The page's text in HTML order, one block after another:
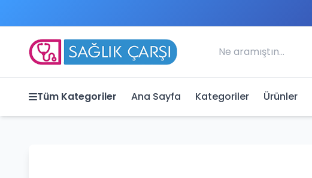
Tüm Kategoriler Ana Sayfa Kategoriler Ürünler